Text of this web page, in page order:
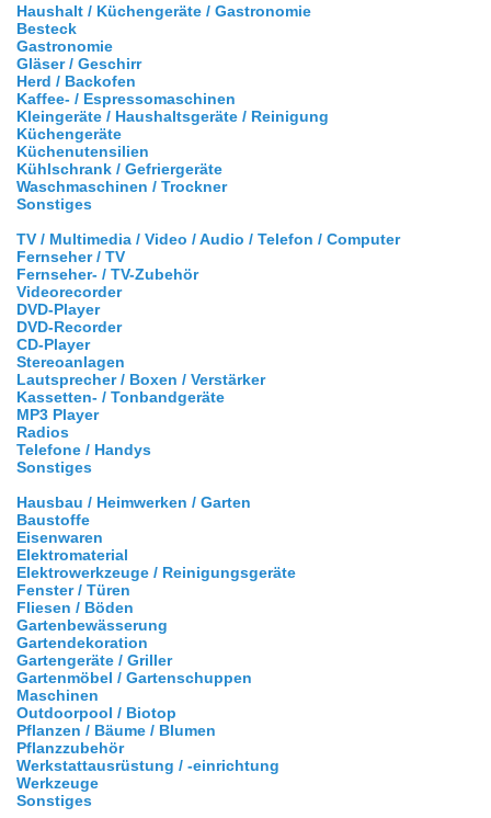
Haushalt / Küchengeräte / Gastronomie
Besteck
Gastronomie
Gläser / Geschirr
Herd / Backofen
Kaffee- / Espressomaschinen
Kleingeräte / Haushaltsgeräte / Reinigung
Küchengeräte
Küchenutensilien
Kühlschrank / Gefriergeräte
Waschmaschinen / Trockner
Sonstiges
TV / Multimedia / Video / Audio / Telefon / Computer
Fernseher / TV
Fernseher- / TV-Zubehör
Videorecorder
DVD-Player
DVD-Recorder
CD-Player
Stereoanlagen
Lautsprecher / Boxen / Verstärker
Kassetten- / Tonbandgeräte
MP3 Player
Radios
Telefone / Handys
Sonstiges
Hausbau / Heimwerken / Garten
Baustoffe
Eisenwaren
Elektromaterial
Elektrowerkzeuge / Reinigungsgeräte
Fenster / Türen
Fliesen / Böden
Gartenbewässerung
Gartendekoration
Gartengeräte / Griller
Gartenmöbel / Gartenschuppen
Maschinen
Outdoorpool / Biotop
Pflanzen / Bäume / Blumen
Pflanzzubehör
Werkstattausrüstung / -einrichtung
Werkzeuge
Sonstiges